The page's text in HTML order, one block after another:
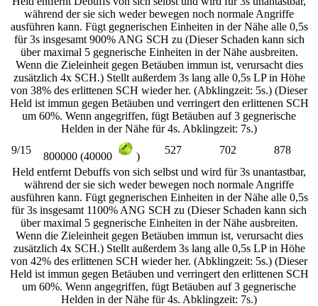
während der sie sich weder bewegen noch normale Angriffe
ausführen kann. Fügt gegnerischen Einheiten in der Nähe alle 0,5s
für 3s insgesamt 900% ANG SCH zu (Dieser Schaden kann sich
über maximal 5 gegnerische Einheiten in der Nähe ausbreiten.
Wenn die Zieleinheit gegen Betäuben immun ist, verursacht dies
zusätzlich 4x SCH.) Stellt außerdem 3s lang alle 0,5s LP in Höhe
von 38% des erlittenen SCH wieder her. (Abklingzeit: 5s.) (Dieser
Held ist immun gegen Betäuben und verringert den erlittenen SCH
um 60%. Wenn angegriffen, fügt Betäuben auf 3 gegnerische
Helden in der Nähe für 4s. Abklingzeit: 7s.)
9/15
800000 (40000 )
527 702
878
Held entfernt Debuffs von sich selbst und wird für 3s unantastbar,
während der sie sich weder bewegen noch normale Angriffe
ausführen kann. Fügt gegnerischen Einheiten in der Nähe alle 0,5s
für 3s insgesamt 1100% ANG SCH zu (Dieser Schaden kann sich
über maximal 5 gegnerische Einheiten in der Nähe ausbreiten.
Wenn die Zieleinheit gegen Betäuben immun ist, verursacht dies
zusätzlich 4x SCH.) Stellt außerdem 3s lang alle 0,5s LP in Höhe
von 42% des erlittenen SCH wieder her. (Abklingzeit: 5s.) (Dieser
Held ist immun gegen Betäuben und verringert den erlittenen SCH
um 60%. Wenn angegriffen, fügt Betäuben auf 3 gegnerische
Helden in der Nähe für 4s. Abklingzeit: 7s.)